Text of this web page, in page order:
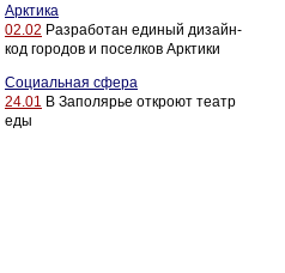
Арктика
02.02 Разработан единый дизайн-
код городов и поселков Арктики
Социальная сфера
24.01 В Заполярье откроют театр
еды